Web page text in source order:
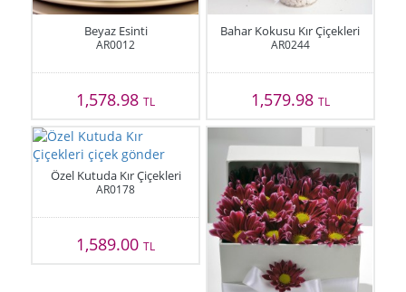
Beyaz Esinti
AR0012
1,578.98TL
Bahar Kokusu Kır Çiçekleri
AR0244
1,579.98 TL
Özel Kutuda Kır Çiçekleri
AR0178
1,589.00TL